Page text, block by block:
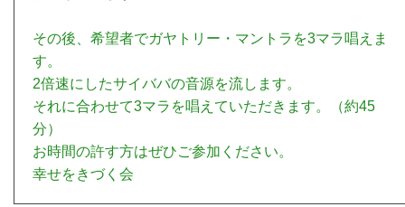
その後、希望者でガヤトリー・マントラを3マラ唱えま
す。
2倍速にしたサイババの音源を流します。
それに合わせて3マラを唱えていただきます。（約45
分）
お時間の許す方はぜひご参加ください。
幸せをきづく会